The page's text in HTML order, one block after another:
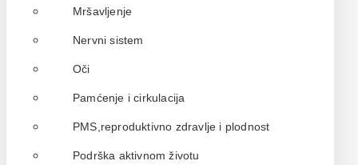
Mršavljenje
Nervni sistem
Oči
Pamćenje i cirkulacija
PMS,reproduktivno zdravlje i plodnost
Podrška aktivnom životu